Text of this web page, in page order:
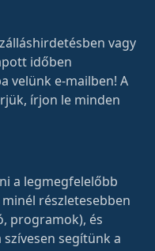
időben
velünk e-mailben! A
írjon le minden
részletesebben
programok), és
segítünk a